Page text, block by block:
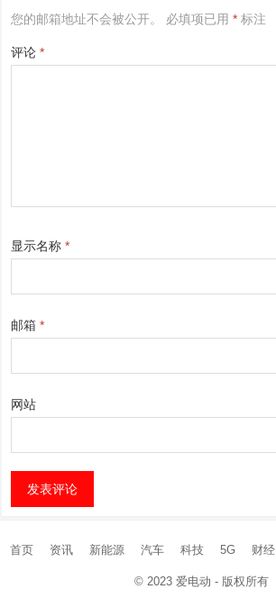
您的邮箱地址不会被公开。 必填项已用* 标注
评论*
显示名称*
邮箱*
网站
首页 资讯 新能源 汽车 科技 5G 财经
© 2023爱电动 - 版权所有